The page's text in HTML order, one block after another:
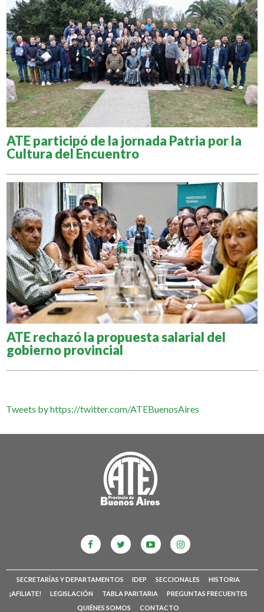
ATE participó de la jornada Patria por la
Cultura del Encuentro
ATE rechazó la propuesta salarial del
gobierno provincial
Tweets by https://twitter.com/ATEBuenosAires
SECRETARÍAS Y DEPARTAMENTOS IDEP SECCIONALES
HISTORIA
¡AFILIATE!
LEGISLACIÓN TABLA PARITARIA
PREGUNTAS FRECUENTES
QUIÉNES SOMOS
CONTACTO